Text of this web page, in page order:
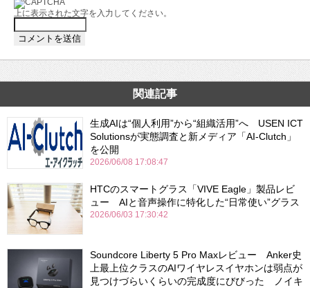
上に表示された文字を入力してください。
関連記事
生成AIは“個人利用”から“組織活用”へ USEN ICT
Solutionsが実態調査と新メディア「AI-Clutch」
を公開
2026/06/08 17:08:47
HTCのスマートグラス「VIVE Eagle」製品レビ
ュー AIと音声操作に特化した“日常使い”グラス
2026/06/03 17:30:42
Soundcore Liberty 5 Pro Maxレビュー Anker史
上最上位クラスのAIワイヤレスイヤホンは弱点が
見つけづらいくらいの完成度にびびった ノイキ